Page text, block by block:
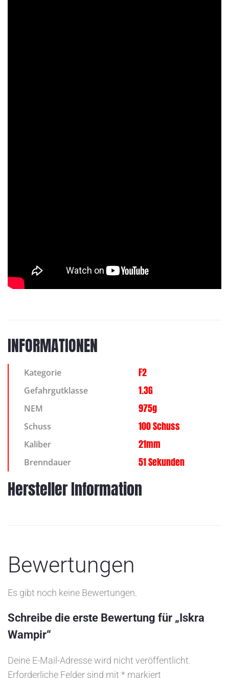
INFORMATIONEN
Kategorie F2
Gefahrgutklasse 1.3G
NEM 975g
Schuss 100 Schuss
Kaliber 21mm
Brenndauer 51 Sekunden
Hersteller Information
Bewertungen
Es gibt noch keine Bewertungen.
Schreibe die erste Bewertung für „Iskra
Wampir“
Deine E-Mail-Adresse wird nicht veröffentlicht.
Erforderliche Felder sind mit * markiert